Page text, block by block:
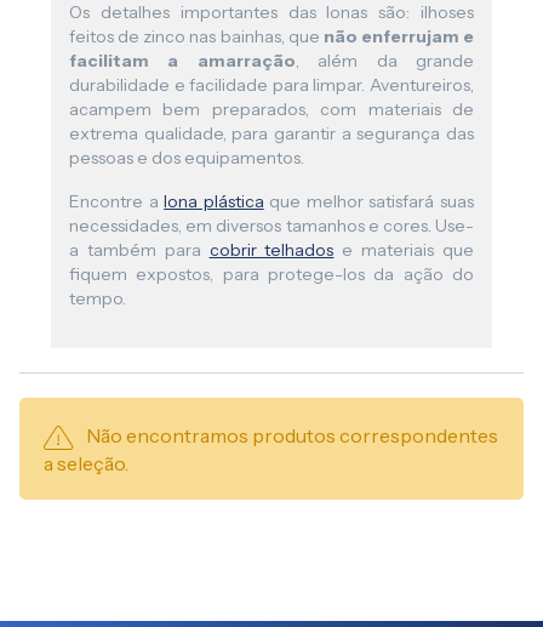
Os detalhes importantes das lonas são: ilhoses
feitos de zinco nas bainhas, que não enferrujam e
facilitam a amarração, além da grande
durabilidade e facilidade para limpar. Aventureiros,
acampem bem preparados, com materiais de
extrema qualidade, para garantir a segurança das
pessoas e dos equipamentos.
Encontre alona plástica que melhor satisfará suas
necessidades, em diversos tamanhos e cores. Use-
a também para cobrir telhados e materiais que
fiquem expostos, para protege-los da ação do
tempo.
Não encontramos produtos correspondentes
a seleção.